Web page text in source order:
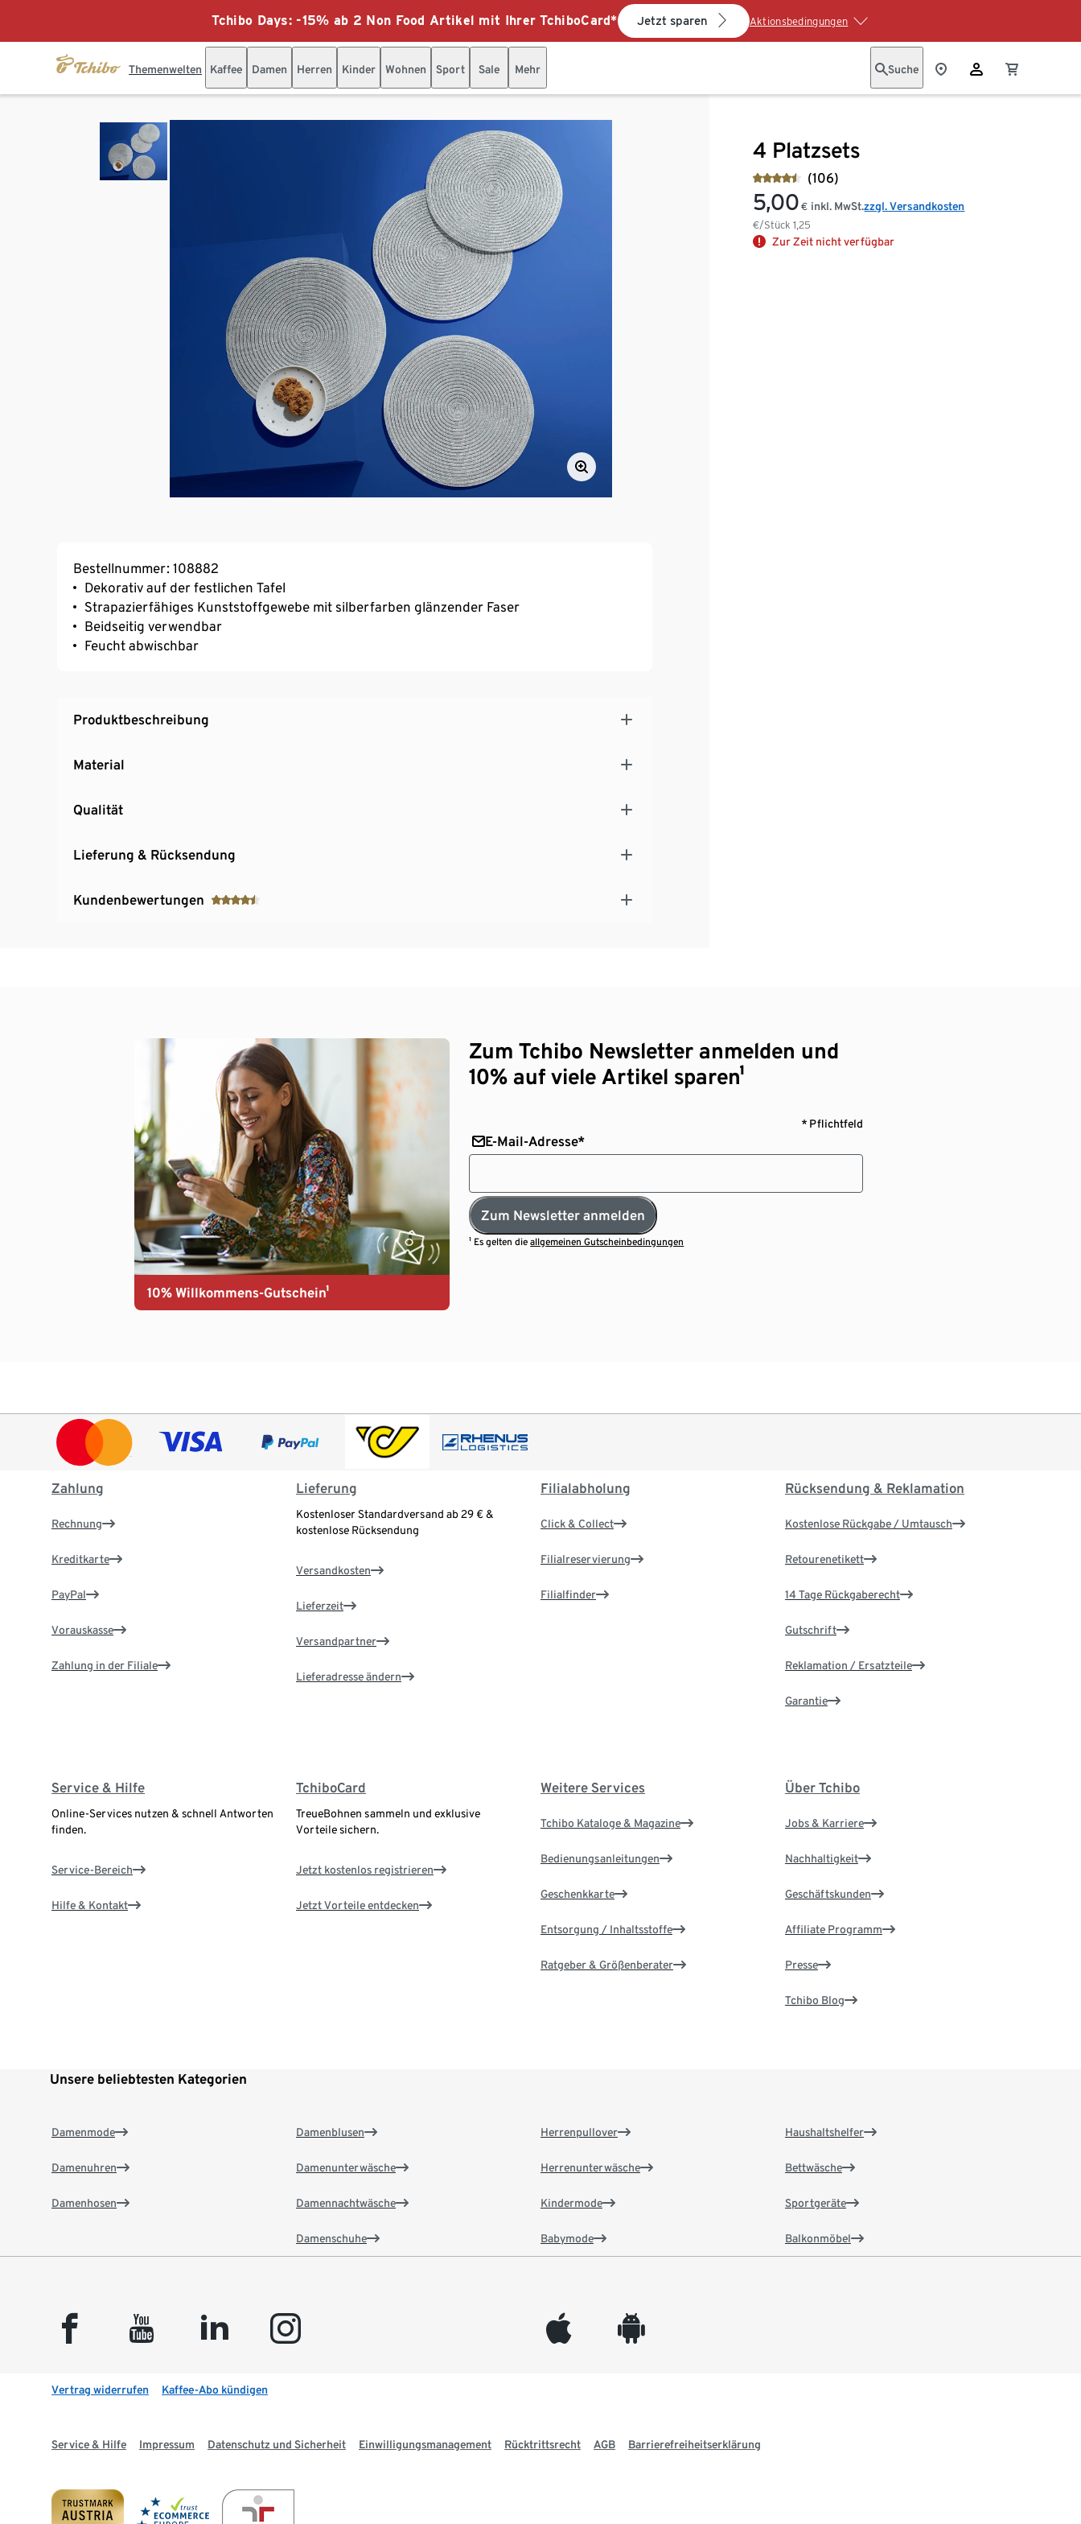
Tchibo Days: -15% ab 2 Non Food Artikel mit Ihrer TchiboCard* Jetzt sparen Aktionsbedingungen
Themenwelten Kaffee Damen Herren Kinder Wohnen Sport Sale Mehr Suche
4 Platzsets
(106)
5,00 €
€/Stück1,25
inkl. MwSt.zzgl. Versandkosten
Zur Zeit nicht verfügbar
Bestellnummer: 108882
Dekorativ auf der festlichen Tafel
Strapazierfähiges Kunststoffgewebe mit silberfarben glänzender Faser
Beidseitig verwendbar
Feucht abwischbar
Produktbeschreibung
Material
Qualität
Lieferung & Rücksendung
Kundenbewertungen
10% Willkommens-Gutschein¹
Zum Tchibo Newsletter anmelden und
10% auf viele Artikel sparen¹
* Pflichtfeld
E-Mail-Adresse*
Zum Newsletter anmelden
¹ Es gelten dieallgemeinen Gutscheinbedingungen
Zahlung
Rechnung
Kreditkarte
PayPal
Vorauskasse
Zahlung in der Filiale
Lieferung
Kostenloser Standardversand ab 29 € &
kostenlose Rücksendung
Versandkosten
Lieferzeit
Versandpartner
Lieferadresse ändern
Filialabholung
Click & Collect
Filialreservierung
Filialfinder
Rücksendung & Reklamation
Kostenlose Rückgabe / Umtausch
Retourenetikett
14 Tage Rückgaberecht
Gutschrift
Reklamation / Ersatzteile
Garantie
Service & Hilfe
Online-Services nutzen & schnell Antworten
finden.
Service-Bereich
Hilfe & Kontakt
TchiboCard
TreueBohnen sammeln und exklusive
Vorteile sichern.
Jetzt kostenlos registrieren
Jetzt Vorteile entdecken
Weitere Services
Tchibo Kataloge & Magazine
Bedienungsanleitungen
Geschenkkarte
Entsorgung / Inhaltsstoffe
Ratgeber & Größenberater
Über Tchibo
Jobs & Karriere
Nachhaltigkeit
Geschäftskunden
Affiliate Programm
Presse
Tchibo Blog
Unsere beliebtesten Kategorien
Damenmode
Damenuhren
Damenhosen
Damenblusen
Damenunterwäsche
Damennachtwäsche
Damenschuhe
Herrenpullover
Herrenunterwäsche
Kindermode
Babymode
Haushaltshelfer
Bettwäsche
Sportgeräte
Balkonmöbel
facebook youtube linkedin instagram appleinc android
Vertrag widerrufen Kaffee-Abo kündigen
Service & Hilfe Impressum Datenschutz und Sicherheit Einwilligungsmanagement Rücktrittsrecht AGB Barrierefreiheitserklärung